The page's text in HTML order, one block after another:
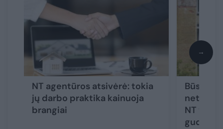
NT agentūros atsivėrė: tokia
jų darbo praktika kainuoja
brangiai
Būsto
net
NT
→